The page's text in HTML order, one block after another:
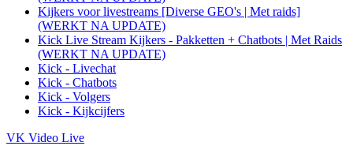
Kijkers voor livestreams [Diverse GEO's | Met raids]
(WERKT NA UPDATE)
Kick Live Stream Kijkers - Pakketten + Chatbots | Met Raids
(WERKT NA UPDATE)
Kick - Livechat
Kick - Chatbots
Kick - Volgers
Kick - Kijkcijfers
VK Video Live